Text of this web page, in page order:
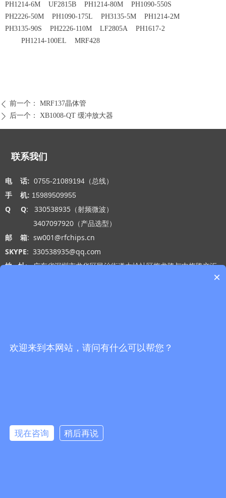
PH1214-6M UF2815B PH1214-80M PH1090-550S
PH2226-50M PH1090-175L PH3135-5M PH1214-2M
PH3135-90S PH2226-110M LF2805A PH1617-2
PH1214-100EL MRF428
ꄴ 前一个： MRF137晶体管
ꄲ 后一个： XB1008-QT 缓冲放大器
联系我们
电 话: 0755-21089194（总线）
手 机: 15989509955
Q Q: 330538935（射频微波）
3407097920（产品选型）
邮 箱: sw001@rfchips.cn
SKYPE: 330538935@qq.com
地 址: 广东省深圳市龙华区民治街道大岭社区梅龙路与中梅路交汇
联系我们
×
欢迎来到本网站，请问有什么可以帮您？
现在咨询 稍后再说